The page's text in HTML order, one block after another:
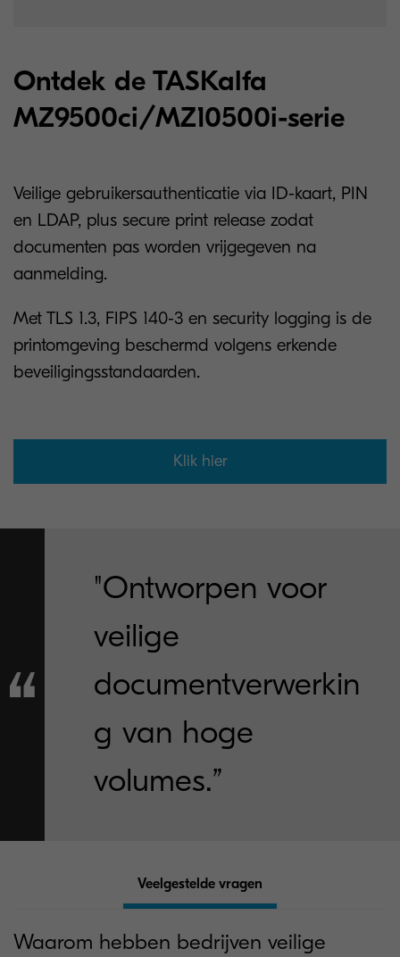
Ontdek de TASKalfa
MZ9500ci/MZ10500i-serie
Veilige gebruikersauthenticatie via ID-kaart, PIN
en LDAP, plus secure print release zodat
documenten pas worden vrijgegeven na
aanmelding.
Met TLS 1.3, FIPS 140-3 en security logging is de
printomgeving beschermd volgens erkende
beveiligingsstandaarden.
Klik hier
"Ontworpen voor
veilige
documentverwerkin
g van hoge
volumes.”
Veelgestelde vragen
Waarom hebben bedrijven veilige